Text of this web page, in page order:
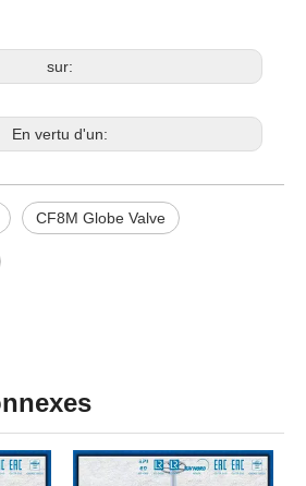
sur:
En vertu d'un:
CF8M Globe Valve